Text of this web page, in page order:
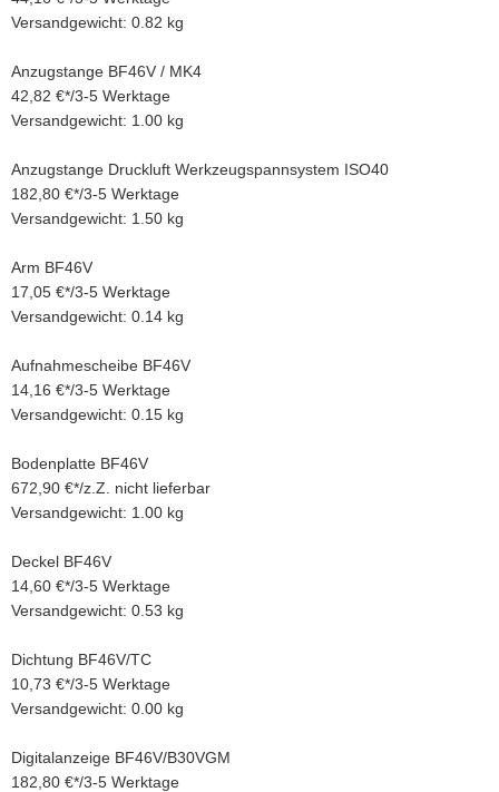
Versandgewicht: 0.82 kg
Anzugstange BF46V / MK4
42,82 €*/3-5 Werktage
Versandgewicht: 1.00 kg
Anzugstange Druckluft Werkzeugspannsystem ISO40
182,80 €*/3-5 Werktage
Versandgewicht: 1.50 kg
Arm BF46V
17,05 €*/3-5 Werktage
Versandgewicht: 0.14 kg
Aufnahmescheibe BF46V
14,16 €*/3-5 Werktage
Versandgewicht: 0.15 kg
Bodenplatte BF46V
672,90 €*/z.Z. nicht lieferbar
Versandgewicht: 1.00 kg
Deckel BF46V
14,60 €*/3-5 Werktage
Versandgewicht: 0.53 kg
Dichtung BF46V/TC
10,73 €*/3-5 Werktage
Versandgewicht: 0.00 kg
Digitalanzeige BF46V/B30VGM
182,80 €*/3-5 Werktage